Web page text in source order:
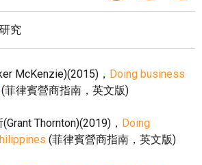
究
McKenzie)(2015)， Doing business
(菲律賓營商指南，英文版)
Thornton)(2019)， Doing
(菲律賓營商指南，英文版)